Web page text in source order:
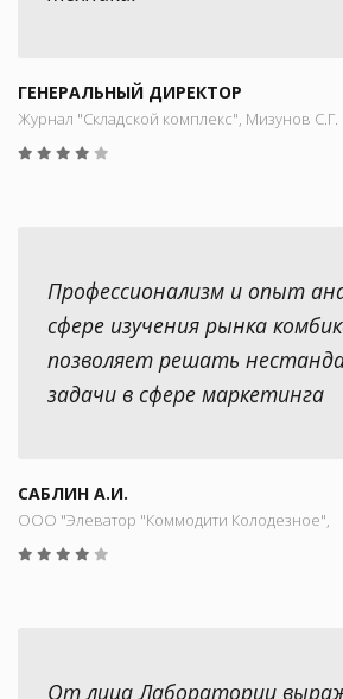
ГЕНЕРАЛЬНЫЙ ДИРЕКТОР
Журнал "Складской комплекс", Мизунов С.Г.
Профессионализм и опыт
сфере изучения рынка
позволяет решать
задачи в сфере маркетинга
САБЛИН А.И.
ООО "Элеватор "Коммодити Колодезное",
От лица Лаборатории